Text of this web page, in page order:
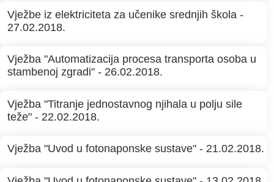
Vježbe iz elektriciteta za učenike srednjih škola -
27.02.2018.
Vježba "Automatizacija procesa transporta osoba u
stambenoj zgradi" - 26.02.2018.
Vježba "Titranje jednostavnog njihala u polju sile
teže" - 22.02.2018.
Vježba "Uvod u fotonaponske sustave" - 21.02.2018.